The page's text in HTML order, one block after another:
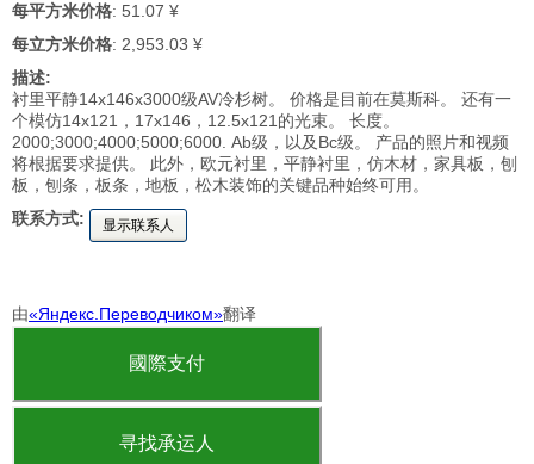
每平方米价格: 51.07 ¥
每立方米价格: 2,953.03 ¥
描述:
衬里平静14x146x3000级AV冷杉树。 价格是目前在莫斯科。 还有一
个模仿14x121，17x146，12.5x121的光束。 长度。
2000;3000;4000;5000;6000. Ab级，以及Bc级。 产品的照片和视频
将根据要求提供。 此外，欧元衬里，平静衬里，仿木材，家具板，刨
板，刨条，板条，地板，松木装饰的关键品种始终可用。
联系方式:
显示联系人
由«Яндекс.Переводчиком»翻译
國際支付
寻找承运人